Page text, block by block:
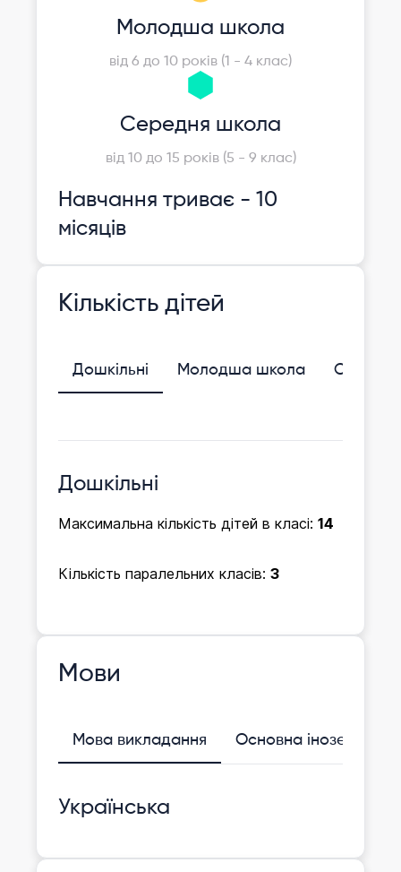
Молодша школа
від 6 до 10 років (1 - 4 клас)
Середня школа
від 10 до 15 років (5 - 9 клас)
Навчання триває - 10
місяців
Кількість дітей
Дошкільні Молодша школа
Дошкільні
Максимальна кількість дітей в класі: 14
Кількість паралельних класів: 3
Мови
Мова викладання Основна іноземна
Українська